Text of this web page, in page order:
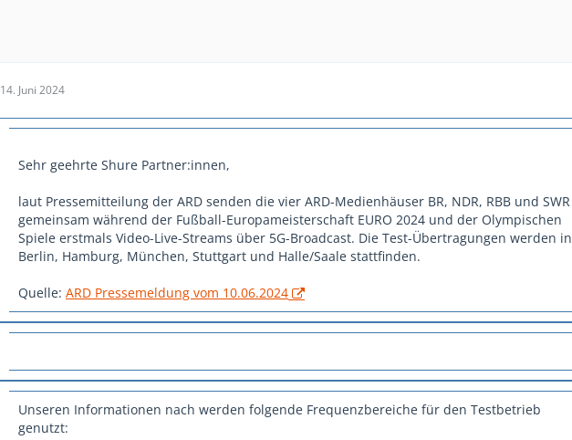
14. Juni 2024
Sehr geehrte Shure Partner:innen,
laut Pressemitteilung der ARD senden die vier ARD-Medienhäuser BR, NDR, RBB und SWR
gemeinsam während der Fußball-Europameisterschaft EURO 2024 und der Olympischen
Spiele erstmals Video-Live-Streams über 5G-Broadcast. Die Test-Übertragungen werden in
Berlin, Hamburg, München, Stuttgart und Halle/Saale stattfinden.
Quelle: ARD Pressemeldung vom 10.06.2024
Unseren Informationen nach werden folgende Frequenzbereiche für den Testbetrieb
genutzt: